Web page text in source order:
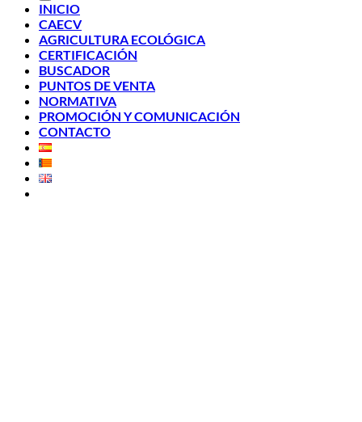
INICIO
CAECV
AGRICULTURA ECOLÓGICA
CERTIFICACIÓN
BUSCADOR
PUNTOS DE VENTA
NORMATIVA
PROMOCIÓN Y COMUNICACIÓN
CONTACTO